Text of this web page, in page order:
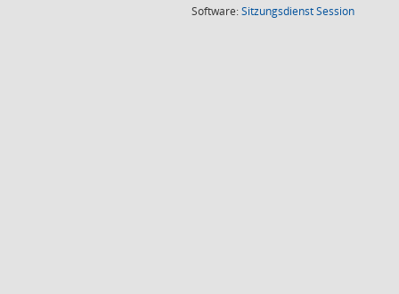
Software:SitzungsdienstSession(Wird in